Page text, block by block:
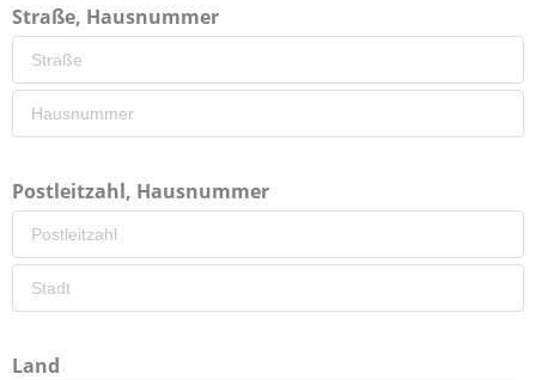
Straße, Hausnummer
Postleitzahl, Hausnummer
Land